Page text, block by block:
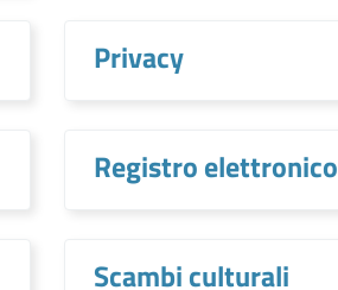
Privacy
Registro elettronico
Scambi culturali